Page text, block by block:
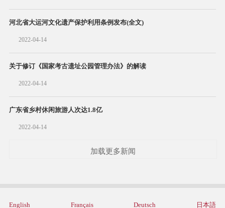
河北省大运河文化遗产保护利用条例发布(全文)
2022-04-14
关于修订《国家考古遗址公园管理办法》的解读
2022-04-14
广东省乡村休闲旅游人次达1.8亿
2022-04-14
加载更多新闻
English Français Deutsch 日本語